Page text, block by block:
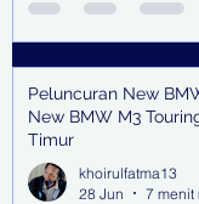
Peluncuran New
New BMW M3
Timur
khoirulfatma13
28 Jun
7 menit